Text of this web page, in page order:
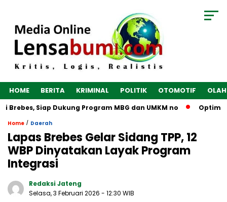
HOME BERITA KRIMINAL POLITIK OTOMOTIF
Siap Dukung Program MBG dan UMKM no
Home / Daerah
Lapas Brebes Gelar Sidang TPP, 12
WBP Dinyatakan Layak Program
Integrasi
Redaksi Jateng
Selasa, 3 Februari 2026 - 12:30 WIB